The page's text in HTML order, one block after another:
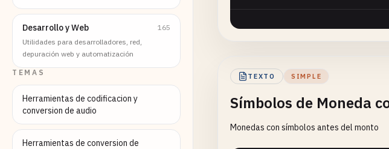
Desarrollo y Web
165
Utilidades para desarrolladores, red,
depuración web y automatización
TEMAS
Herramientas de codificacion y
conversion de audio
Herramientas de conversion de
TEXTO SIMPLE
Símbolos de Moneda
Monedas con símbolos antes del monto